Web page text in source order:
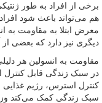
برخی از افراد به طور
هم می‌تواند باعث شود
معرض ابتلا به مقاومت به
دیگری نیز دارد که بعضی
مقاومت به انسولین هر
در سبک زندگی قابل
کنترل استرس، رژیم
سبک زندگی کمک می‌کند